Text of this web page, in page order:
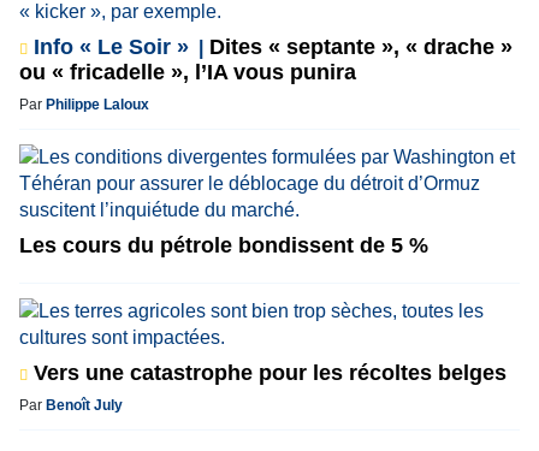
Info « Le Soir »
Dites « septante », « drache »
ou « fricadelle », l’IA vous punira
Par Philippe Laloux
Les cours du pétrole bondissent de 5 %
Vers une catastrophe pour les récoltes belges
Par Benoît July